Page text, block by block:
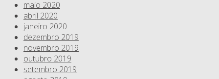
maio 2020
abril 2020
janeiro 2020
dezembro 2019
novembro 2019
outubro 2019
setembro 2019